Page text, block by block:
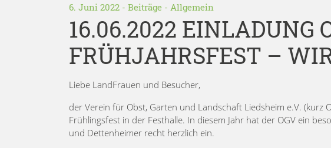
6. Juni 2022 - Beiträge - Allgemein
16.06.2022 EINLADUNG
FRÜHJAHRSFEST –
Liebe LandFrauen und Besucher,
der Verein für Obst, Garten und Landschaft Liedsheim e.V. (kurz
Frühlingsfest in der Festhalle. In diesem Jahr hat der OGV ein
und Dettenheimer recht herzlich ein.